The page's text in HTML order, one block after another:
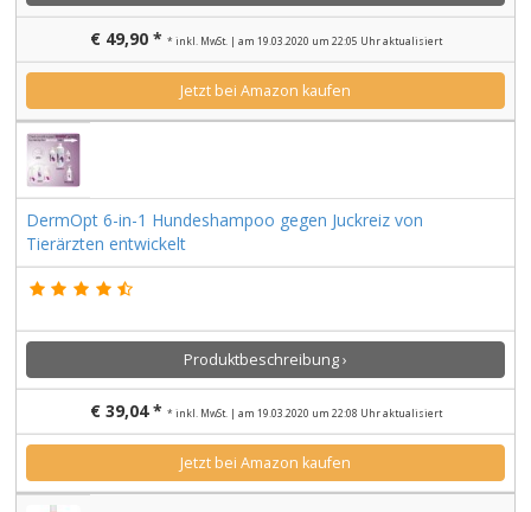
€ 49,90 * * inkl. MwSt. | am 19.03.2020 um 22:05 Uhr aktualisiert
Jetzt bei Amazon kaufen
DermOpt 6-in-1 Hundeshampoo gegen Juckreiz von
Tierärzten entwickelt
Produktbeschreibung ›
€ 39,04 * * inkl. MwSt. | am 19.03.2020 um 22:08 Uhr aktualisiert
Jetzt bei Amazon kaufen